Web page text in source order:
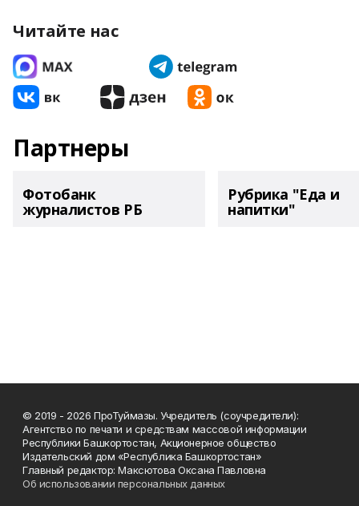
Читайте нас
Партнеры
Фотобанк
журналистов РБ
Рубрика "Еда и
напитки"
© 2019 - 2026 ПроТуймазы. Учредитель (соучредители):
Агентство по печати и средствам массовой информации
Республики Башкортостан, Акционерное общество
Издательский дом «Республика Башкортостан»
Главный редактор: Максютова Оксана Павловна
Об использовании персональных данных